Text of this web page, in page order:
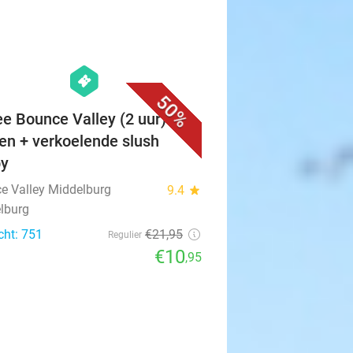
50%
hexagon
events
Bounce Valley (2 uur) +
+ verkoelende slush
Valley Middelburg 9.4 star
751
Regulier €21,95
€10,95